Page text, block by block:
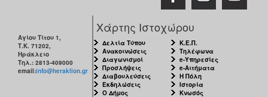
Αγίου Τίτου 1,
Τ.Κ. 71202,
Ηράκλειο
Τηλ.: 2813-409000
email:info@heraklion.gr
Χάρτης Ιστοχώρου
Δελτία Τύπου
Ανακοινώσεις
Διαγωνισμοί
Προσλήψεις
Διαβουλεύσεις
Εκδηλώσεις
Ο Δήμος
Κ.Ε.Π.
Τηλέφωνα
e-Υπηρεσίες
e-Αιτήματα
Η Πόλη
Ιστορία
Κνωσός